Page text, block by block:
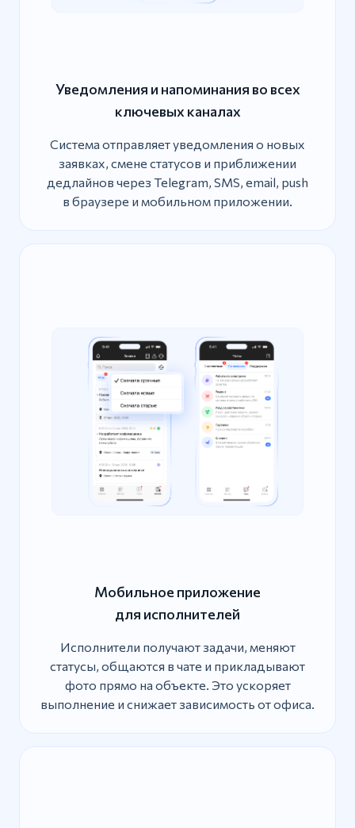
Уведомления и напоминания во всех
ключевых каналах
Система отправляет уведомления о новых
заявках, смене статусов и приближении
дедлайнов через Telegram, SMS, email, push
в браузере и мобильном приложении.
Мобильное приложение
для исполнителей
Исполнители получают задачи, меняют
статусы, общаются в чате и прикладывают
фото прямо на объекте. Это ускоряет
выполнение и снижает зависимость от офиса.